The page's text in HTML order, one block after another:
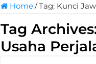
Home/Tag: Kunci
Tag
Usaha